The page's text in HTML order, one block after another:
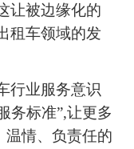
让被边缘化的
租车领域的发
业服务意识
务标准”,让更多
温情、负责任的